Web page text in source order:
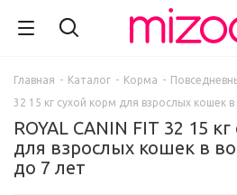
Главная - Каталог - Корма -
32 15 кг сухой корм для взрослых кошек
ROYAL CANIN FIT 32 15
для взрослых кошек в
до 7 лет